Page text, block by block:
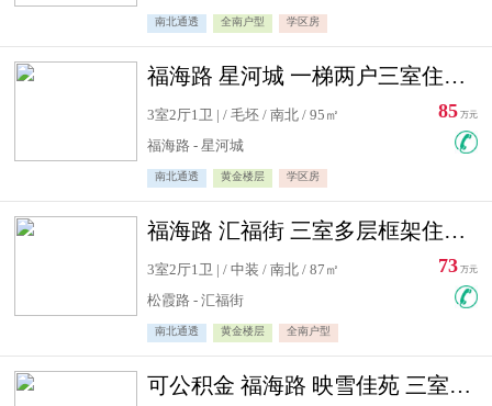
南北通透 全南户型 学区房
福海路 星河城 一梯两户三室住宅急售
3室2厅1卫 | / 毛坯 / 南北 / 95㎡
福海路 - 星河城
南北通透 黄金楼层 学区房
85 万元
福海路 汇福街 三室多层框架住宅急售
3室2厅1卫 | / 中装 / 南北 / 87㎡
松霞路 - 汇福街
南北通透 黄金楼层 全南户型
73 万元
可公积金 福海路 映雪佳苑 三室住宅急售送小棚